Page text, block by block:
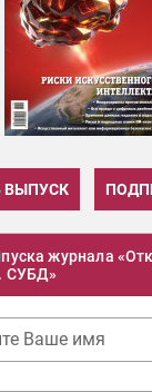
ВЫПУСК
журнала
СУБД»
Ваше имя